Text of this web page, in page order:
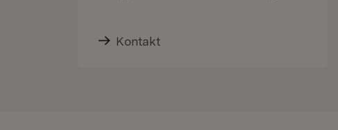
Kontakt